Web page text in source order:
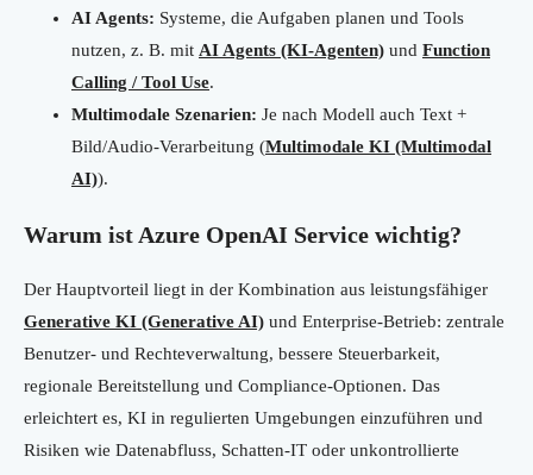
AI Agents: Systeme, die Aufgaben planen und Tools
nutzen, z. B. mit AI Agents (KI-Agenten) und Function
Calling / Tool Use.
Multimodale Szenarien: Je nach Modell auch Text +
Bild/Audio-Verarbeitung (Multimodale KI (Multimodal
AI)).
Warum ist Azure OpenAI Service wichtig?
Der Hauptvorteil liegt in der Kombination aus leistungsfähiger
Generative KI (Generative AI) und Enterprise-Betrieb: zentrale
Benutzer- und Rechteverwaltung, bessere Steuerbarkeit,
regionale Bereitstellung und Compliance-Optionen. Das
erleichtert es, KI in regulierten Umgebungen einzuführen und
Risiken wie Datenabfluss, Schatten-IT oder unkontrollierte